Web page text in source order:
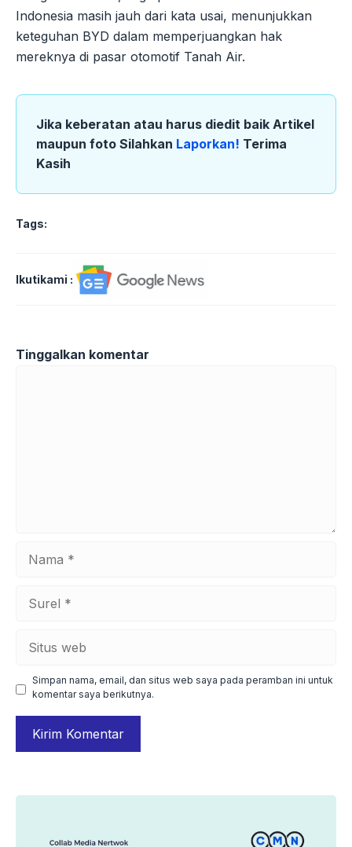
Indonesia masih jauh dari kata usai, menunjukkan
keteguhan BYD dalam memperjuangkan hak
mereknya di pasar otomotif Tanah Air.
Jika keberatan atau harus diedit baik Artikel
maupun foto Silahkan Laporkan! Terima
Kasih
Tags:
Ikutikami :
Tinggalkan komentar
web
Simpan nama, email, dan situs web saya pada peramban ini untuk
komentar saya berikutnya.